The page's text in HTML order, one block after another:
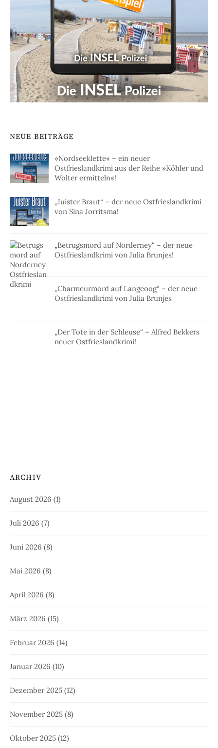
NEUE BEITRÄGE
»Nordseeklette« – ein neuer
Ostfrieslandkrimi aus der Reihe »Köhler und
Wolter ermitteln«!
„Juister Braut“ – der neue Ostfrieslandkrimi
von Sina Jorritsma!
„Betrugsmord auf Norderney“ – der neue
Ostfrieslandkrimi von Julia Brunjes!
„Charmeurmord auf Langeoog“ – der neue
Ostfrieslandkrimi von Julia Brunjes
„Der Tote in der Schleuse“ – Alfred Bekkers
neuer Ostfrieslandkrimi!
ARCHIV
August 2026 (1)
Juli 2026 (7)
Juni 2026 (8)
Mai 2026 (8)
April 2026 (8)
März 2026 (15)
Februar 2026 (14)
Januar 2026 (10)
Dezember 2025 (12)
November 2025 (8)
Oktober 2025 (12)